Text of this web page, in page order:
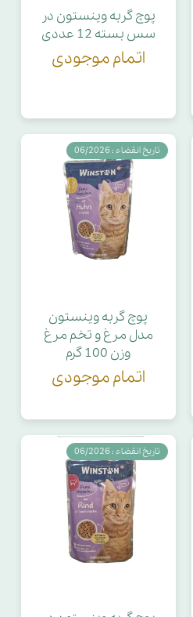
پوچ گربه وینستون در
سس بسته 12 عددی
اتمام موجودی
پوچ گربه وینستون
مدل مرغ و تخم مرغ
وزن 100 گرم
اتمام موجودی
تاریخ انقضاء : 06/2026
تاریخ انقضاء : 06/2026